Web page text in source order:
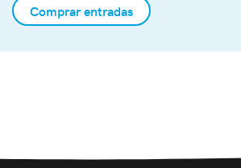
Comprar entradas